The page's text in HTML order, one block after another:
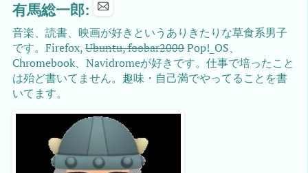
有馬総一郎:
音楽、読書、映画が好きというありきたりな草食系男子
です。Firefox,Ubuntu, foobar2000Pop!_OS、
Chromebook、Navidromeが好きです。仕事で培ったこと
は殆ど書いてません。趣味・自己満でやってることを書
いてます。